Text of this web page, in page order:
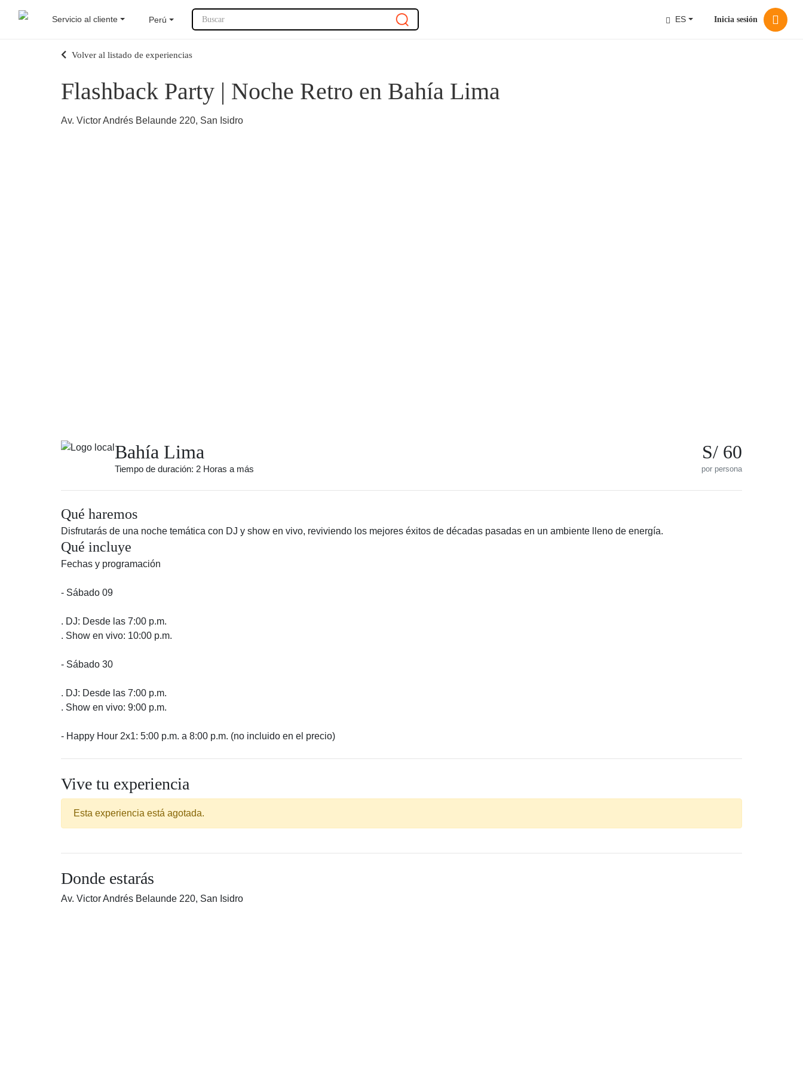
Servicio al cliente Perú Buscar ES Inicia sesión
Volver al listado de experiencias
Flashback Party | Noche Retro en Bahía Lima
Av. Victor Andrés Belaunde 220, San Isidro
Bahía Lima
Tiempo de duración: 2 Horas a más
S/ 60
por persona
Qué haremos
Disfrutarás de una noche temática con DJ y show en vivo, reviviendo los mejores éxitos de décadas pasadas en un ambiente lleno de energía.
Qué incluye
Fechas y programación
- Sábado 09
. DJ: Desde las 7:00 p.m.
. Show en vivo: 10:00 p.m.
- Sábado 30
. DJ: Desde las 7:00 p.m.
. Show en vivo: 9:00 p.m.
- Happy Hour 2x1: 5:00 p.m. a 8:00 p.m. (no incluido en el precio)
Vive tu experiencia
Esta experiencia está agotada.
Donde estarás
Av. Victor Andrés Belaunde 220, San Isidro